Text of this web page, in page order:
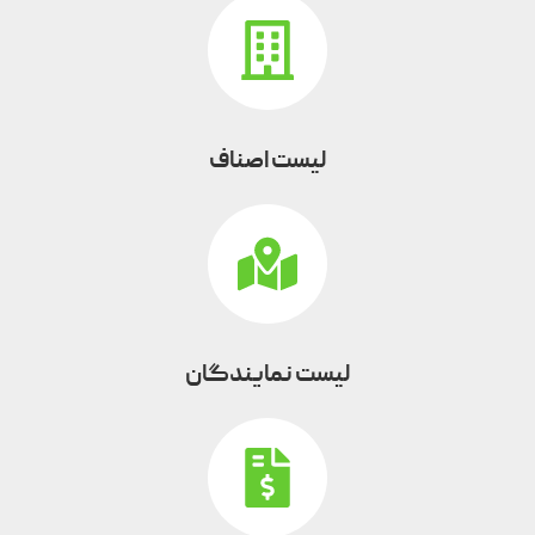
لیست اصناف
لیست نمایندگان